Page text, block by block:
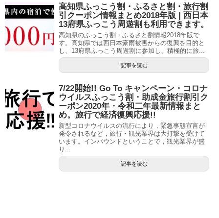
高知県ふっこう割・ふるさと割・旅行割
引クーポン情報まとめ2018年版 | 西日本
13府県ふっこう周遊割も利用できます。
高知県のふっこう割・ふるさと割情報2018年版で
す。高知県では西日本豪雨被害からの復興を目的と
し、13府県ふっこう周遊割に参加し、積極的に旅...
記事を読む
7/22開始!! Go To キャンペーン・コロナ
ウイルスふっこう割・助成金旅行割引ク
ーポン2020年・令和二年最新情報まと
め。旅行で経済復興応援!!
新型コロナウイルスの流行により，緊急事態宣言が
発令されるなど，旅行・観光業界は大打撃を受けて
います。インバウンドということで，観光業界が盛
り...
記事を読む